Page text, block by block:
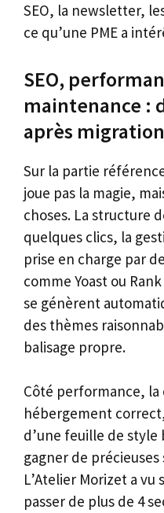
SEO, la newsletter,
ce qu’une PME a
SEO,
maintenance :
après migration
Sur la partie
joue pas la magie,
choses. La structure
quelques clics, la
prise en charge par
comme Yoast ou
se génèrent
des thèmes
balisage propre.
Côté performance, la
hébergement
d’une feuille de
gagner de
L’Atelier Morizet a
passer de plus de 4